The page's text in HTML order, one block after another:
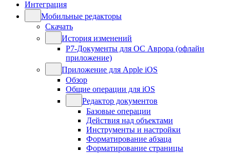
Интеграция
Мобильные редакторы
Скачать
История изменений
Р7-Документы для ОС Аврора (офлайн
приложение)
Приложение для Apple iOS
Обзор
Общие операции для iOS
Редактор документов
Базовые операции
Действия над объектами
Инструменты и настройки
Форматирование абзаца
Форматирование страницы